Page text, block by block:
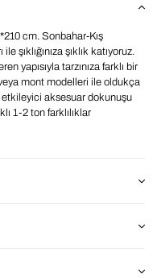
cm. Sonbahar-Kış
şıklığınıza şıklık katıyoruz.
yapısıyla tarzınıza farklı bir
mont modelleri ile oldukça
aksesuar dokunuşu
1-2 ton farklılıklar